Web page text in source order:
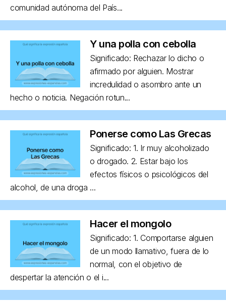
comunidad autónoma del País...
Y una polla con cebolla
Significado: Rechazar lo dicho o
afirmado por alguien. Mostrar
incredulidad o asombro ante un
hecho o noticia. Negación rotun...
Ponerse como Las Grecas
Significado: 1. Ir muy alcoholizado
o drogado. 2. Estar bajo los
efectos físicos o psicológicos del
alcohol, de una droga ...
Hacer el mongolo
Significado: 1. Comportarse alguien
de un modo llamativo, fuera de lo
normal, con el objetivo de
despertar la atención o el i...